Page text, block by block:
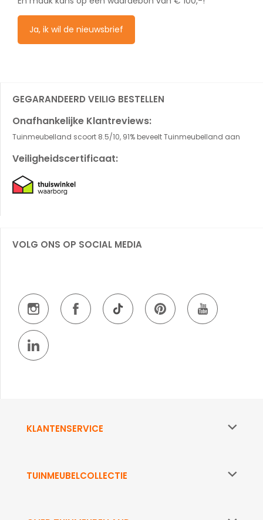
Ja, ik wil de nieuwsbrief
GEGARANDEERD VEILIG BESTELLEN
Onafhankelijke Klantreviews:
Tuinmeubelland scoort 8.5/10, 91% beveelt Tuinmeubelland aan
Veiligheidscertificaat:
VOLG ONS OP SOCIAL MEDIA
KLANTENSERVICE
TUINMEUBELCOLLECTIE